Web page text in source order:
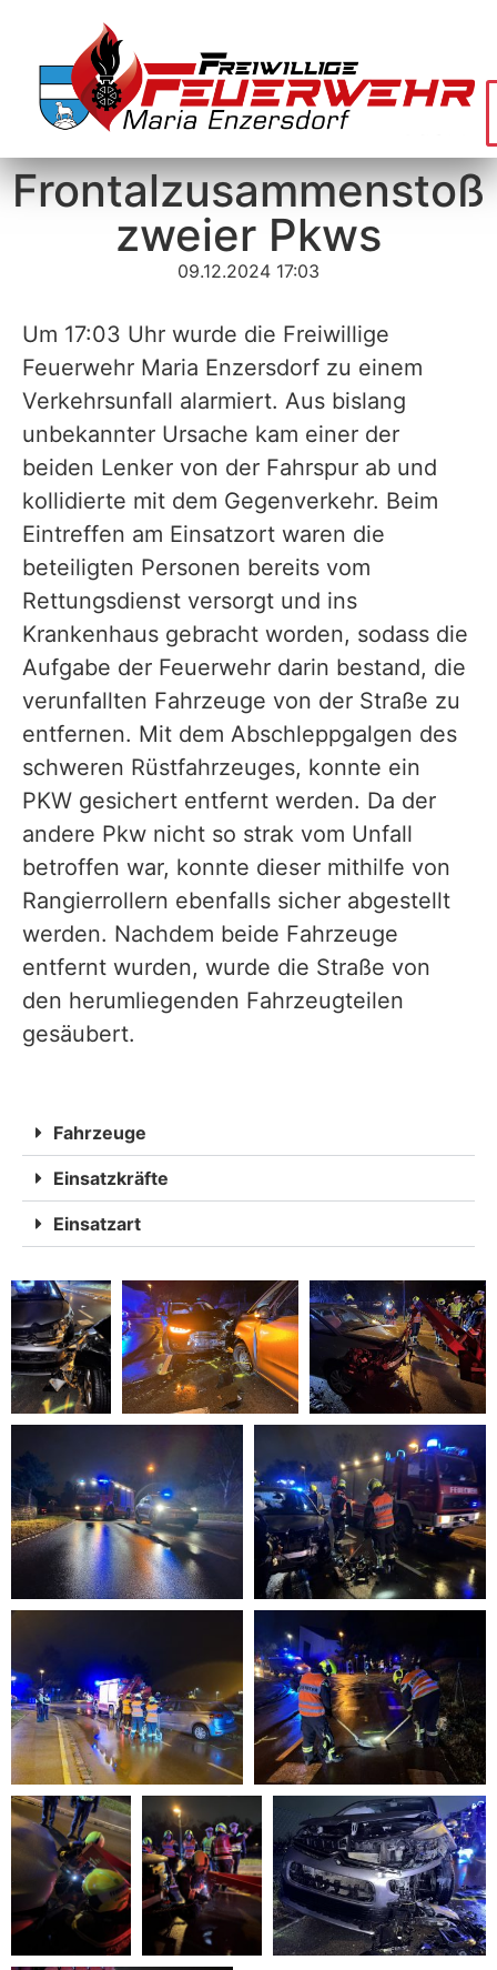
Frontalzusammenstoß
zweier Pkws
09.12.2024 17:03
Um 17:03 Uhr wurde die Freiwillige
Feuerwehr Maria Enzersdorf zu einem
Verkehrsunfall alarmiert. Aus bislang
unbekannter Ursache kam einer der
beiden Lenker von der Fahrspur ab und
kollidierte mit dem Gegenverkehr. Beim
Eintreffen am Einsatzort waren die
beteiligten Personen bereits vom
Rettungsdienst versorgt und ins
Krankenhaus gebracht worden, sodass die
Aufgabe der Feuerwehr darin bestand, die
verunfallten Fahrzeuge von der Straße zu
entfernen. Mit dem Abschleppgalgen des
schweren Rüstfahrzeuges, konnte ein
PKW gesichert entfernt werden. Da der
andere Pkw nicht so strak vom Unfall
betroffen war, konnte dieser mithilfe von
Rangierrollern ebenfalls sicher abgestellt
werden. Nachdem beide Fahrzeuge
entfernt wurden, wurde die Straße von
den herumliegenden Fahrzeugteilen
gesäubert.
Fahrzeuge
Einsatzkräfte
Einsatzart